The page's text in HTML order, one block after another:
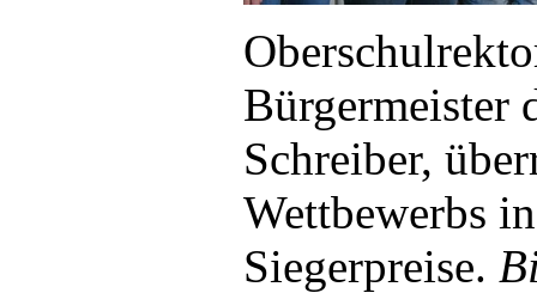
Bürgermeister
Schreiber,
Wettbewerbs
Siegerpreise.